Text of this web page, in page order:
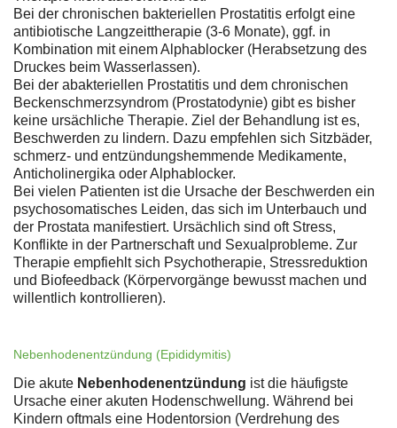
Bei der chronischen bakteriellen Prostatitis erfolgt eine
antibiotische Langzeittherapie (3-6 Monate), ggf. in
Kombination mit einem Alphablocker (Herabsetzung des
Druckes beim Wasserlassen).
Bei der abakteriellen Prostatitis und dem chronischen
Beckenschmerzsyndrom (Prostatodynie) gibt es bisher
keine ursächliche Therapie. Ziel der Behandlung ist es,
Beschwerden zu lindern. Dazu empfehlen sich Sitzbäder,
schmerz- und entzündungshemmende Medikamente,
Anticholinergika oder Alphablocker.
Bei vielen Patienten ist die Ursache der Beschwerden ein
psychosomatisches Leiden, das sich im Unterbauch und
der Prostata manifestiert. Ursächlich sind oft Stress,
Konflikte in der Partnerschaft und Sexualprobleme. Zur
Therapie empfiehlt sich Psychotherapie, Stressreduktion
und Biofeedback (Körpervorgänge bewusst machen und
willentlich kontrollieren).
Nebenhodenentzündung (Epididymitis)
Die akute Nebenhodenentzündung ist die häufigste
Ursache einer akuten Hodenschwellung. Während bei
Kindern oftmals eine Hodentorsion (Verdrehung des